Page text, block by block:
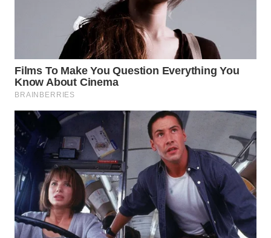
TAPANULI
TENGAH
SERDANG
WN
TEBING
TINGGI
WN
PAKPAK